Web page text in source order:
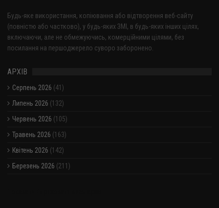
Будь-яке використання, копіювання або відтворення веб-сайту
(повністю або частково), у будь-яких ЗМІ, в будь-яких інших цілях,
включаючи, але не обмежуючись, комерційними цілями, без
посилання на першоджерело суворо заборонено.
АРХІВ
Серпень 2026 (41)
Липень 2026 (132)
Червень 2026 (105)
Травень 2026 (163)
Квітень 2026 (142)
Березень 2026 (211)